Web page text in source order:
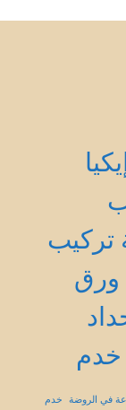
تركيب
ورق
خدم
في الروضة خدم